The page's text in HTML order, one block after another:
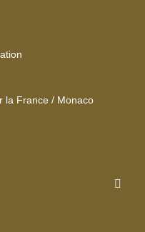
la France / Monaco